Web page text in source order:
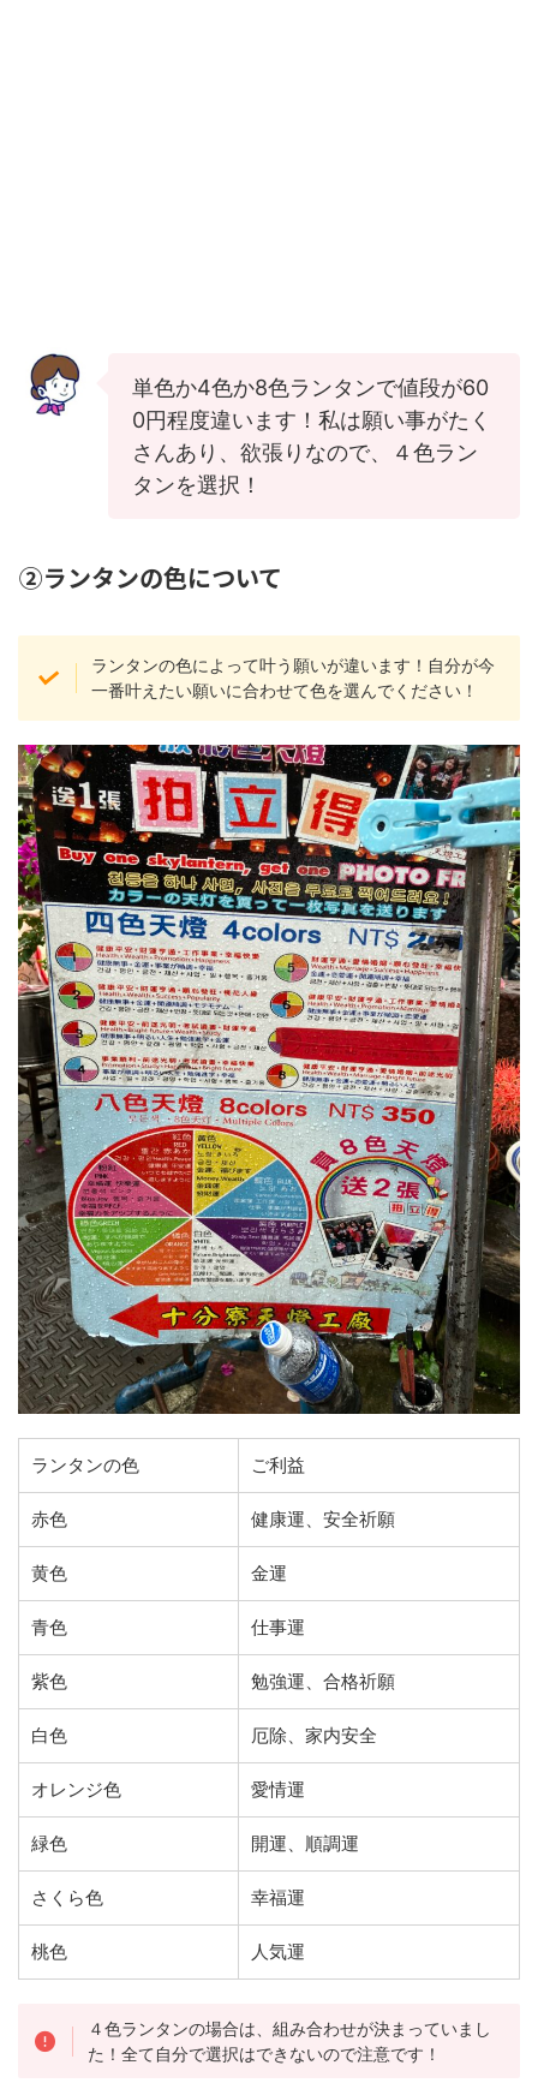
単色か4色か8色ランタンで値段が60
0円程度違います！私は願い事がたく
さんあり、欲張りなので、４色ラン
タンを選択！
②ランタンの色について
ランタンの色によって叶う願いが違います！自分が今
一番叶えたい願いに合わせて色を選んでください！
ランタンの色 ご利益
赤色 健康運、安全祈願
黄色 金運
青色 仕事運
紫色 勉強運、合格祈願
白色 厄除、家内安全
オレンジ色 愛情運
緑色 開運、順調運
さくら色 幸福運
桃色 人気運
４色ランタンの場合は、組み合わせが決まっていまし
た！全て自分で選択はできないので注意です！